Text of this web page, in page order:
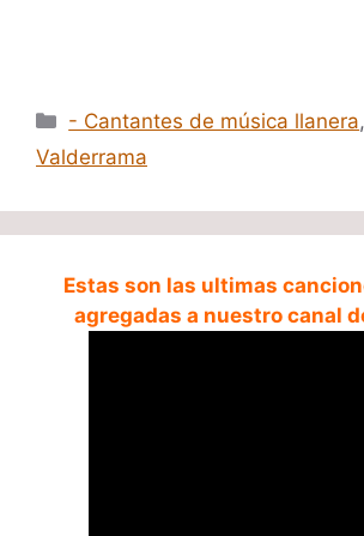
Categorías
- Cantantes de música llanera,
Valderrama
Estas son las ultimas
agregadas a nuestro canal